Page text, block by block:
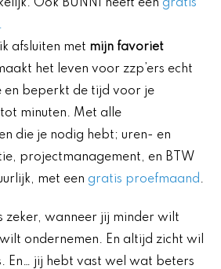
Ook BUNNI heeft een gratis
afsluiten met mijn favoriet
het leven voor zzp’ers echt
en beperkt de tijd voor je
minuten. Met alle
die je nodig hebt; uren- en
projectmanagement, en BTW
met een gratis proefmaand .
zeker, wanneer jij minder wilt
ondernemen. En altijd zicht wil
En… jij hebt vast wel wat beters